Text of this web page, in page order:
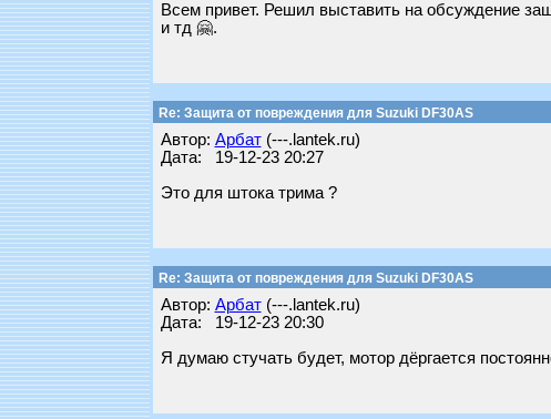
Всем привет. Решил выставить на обсуждение
и тд 🤗.
Re: Защита от повреждения для Suzuki DF30AS
Автор: Арбат(---.lantek.ru)
Дата: 19-12-23 20:27
Это для штока трима ?
Re: Защита от повреждения для Suzuki DF30AS
Автор: Арбат(---.lantek.ru)
Дата: 19-12-23 20:30
Я думаю стучать будет, мотор дёргается